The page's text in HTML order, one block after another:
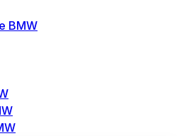
BMW